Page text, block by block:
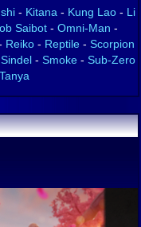
- Kitana - Kung Lao - Li
Saibot - Omni-Man -
Reiko - Reptile - Scorpion
Sindel- Smoke- Sub-Zero
Tanya